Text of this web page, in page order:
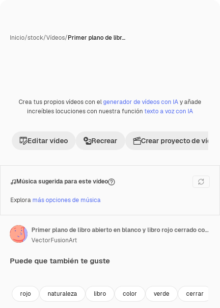
Inicio/stock/Vídeos/Primer plano de libr…
PremiumGenerada con IA
Crea tus propios vídeos con elgenerador de vídeos con IAy añade
increíbles locuciones con nuestra función texto a voz con IA
Editar vídeo Recrear Crear proyecto de vídeo
Música sugerida para este vídeo
Explora más opciones de música
Primer plano de libro abierto en blanco y libro rojo cerrado con espacio para texto sobre fondo verde en cámara lenta
VectorFusionArt
Puede que también te guste
rojo naturaleza libro color verde cerrar